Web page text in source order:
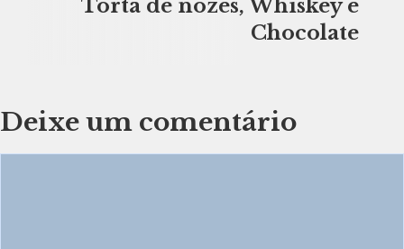
Torta de nozes, Whiskey e
Chocolate
Deixe um comentário